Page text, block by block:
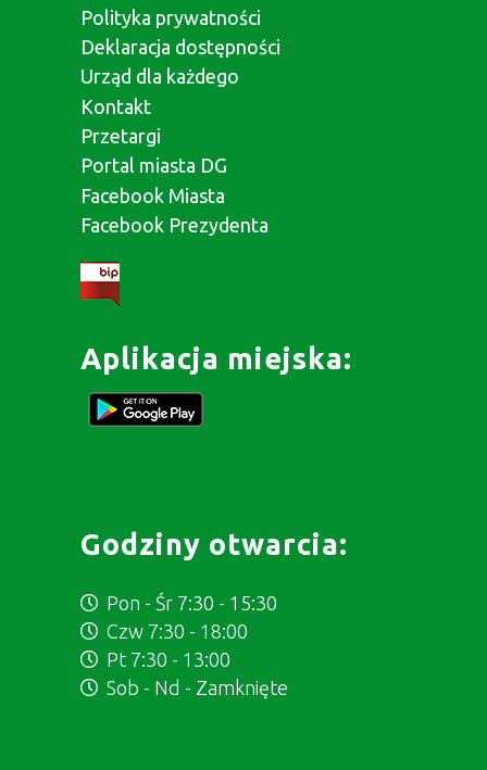
Polityka prywatności
Deklaracja dostępności
Urząd dla każdego
Kontakt
Przetargi
Portal miasta DG
Facebook Miasta
Facebook Prezydenta
Aplikacja miejska:
Godziny otwarcia:
Pon - Śr 7:30 - 15:30
Czw 7:30 - 18:00
Pt 7:30 - 13:00
Sob - Nd - Zamknięte